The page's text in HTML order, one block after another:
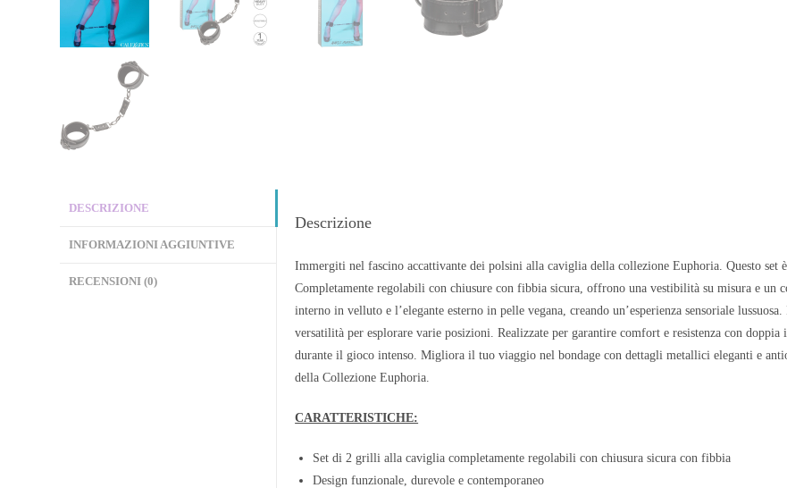
DESCRIZIONE
INFORMAZIONI AGGIUNTIVE
RECENSIONI (0)
Descrizione
Immergiti nel fascino accattivante dei polsini alla caviglia della collezione Euphoria. Questo set
Completamente regolabili con chiusure con fibbia sicura, offrono una vestibilità su misura e
interno in velluto e l’elegante esterno in pelle vegana, creando un’esperienza sensoriale
versatilità per esplorare varie posizioni. Realizzate per garantire comfort e resistenza con
durante il gioco intenso. Migliora il tuo viaggio nel bondage con dettagli metallici eleganti e
della Collezione Euphoria.
CARATTERISTICHE:
Set di 2 grilli alla caviglia completamente regolabili con chiusura sicura con fibbia
Design funzionale, durevole e contemporaneo